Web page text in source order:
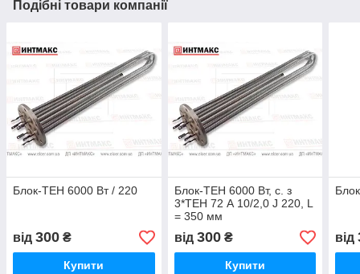
Подібні товари компанії
Блок-ТЕН 6000 Вт / 220
від 300 ₴
Купити
Блок-ТЕН 6000 Вт, с. з
3*ТЕН 72 А 10/2,0 J 220, L
= 350 мм
від 300₴
Купити
від